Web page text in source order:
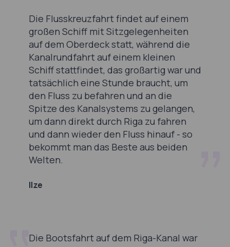
Die Flusskreuzfahrt findet auf einem
großen Schiff mit Sitzgelegenheiten
auf dem Oberdeck statt, während die
Kanalrundfahrt auf einem kleinen
Schiff stattfindet, das großartig war und
tatsächlich eine Stunde braucht, um
den Fluss zu befahren und an die
Spitze des Kanalsystems zu gelangen,
um dann direkt durch Riga zu fahren
und dann wieder den Fluss hinauf - so
bekommt man das Beste aus beiden
Welten.
Ilze
Die Bootsfahrt auf dem Riga-Kanal war